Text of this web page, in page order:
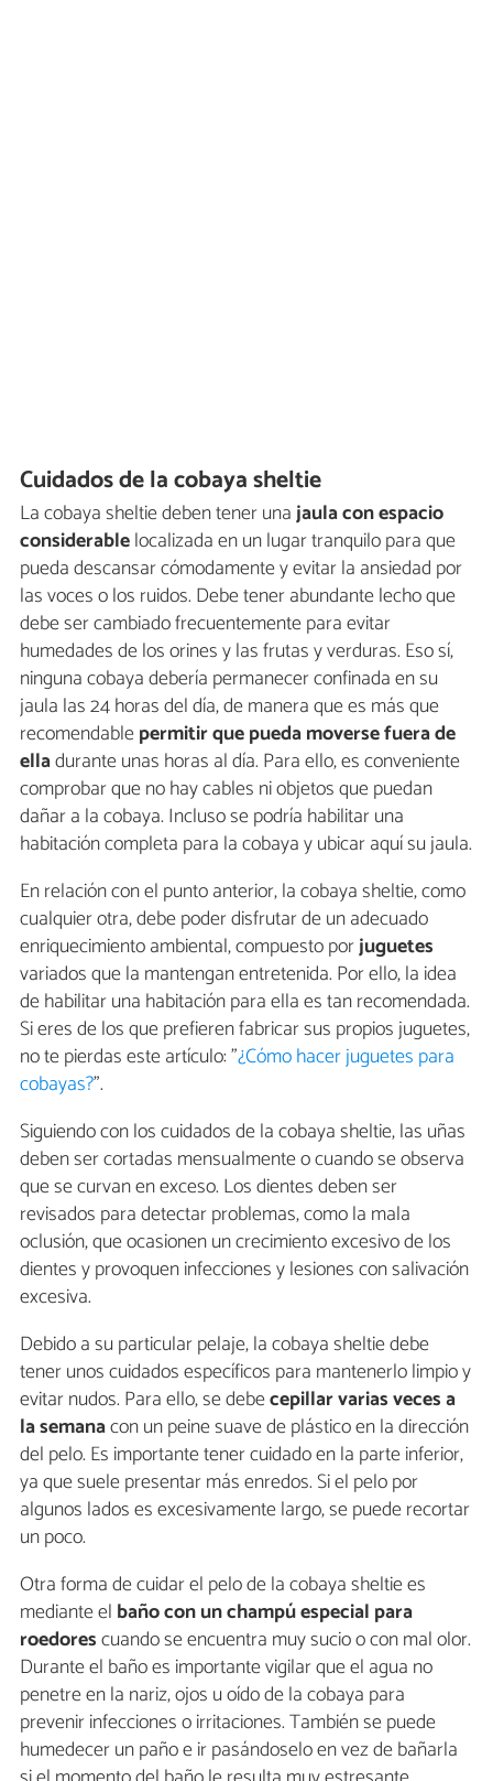
Cuidados de la cobaya sheltie
La cobaya sheltie deben tener unajaula con espacio
considerablelocalizada en un lugar tranquilo para que
pueda descansar cómodamente y evitar la ansiedad por
las voces o los ruidos. Debe tener abundante lecho que
debe ser cambiado frecuentemente para evitar
humedades de los orines y las frutas y verduras. Eso sí,
ninguna cobaya debería permanecer confinada en su
jaula las 24 horas del día, de manera que es más que
recomendablepermitir que pueda moverse fuera de
elladurante unas horas al día. Para ello, es conveniente
comprobar que no hay cables ni objetos que puedan
dañar a la cobaya. Incluso se podría habilitar una
habitación completa para la cobaya y ubicar aquí su jaula.
En relación con el punto anterior, la cobaya sheltie, como
cualquier otra, debe poder disfrutar de un adecuado
enriquecimiento ambiental, compuesto porjuguetes
variados que la mantengan entretenida. Por ello, la idea
de habilitar una habitación para ella es tan recomendada.
Si eres de los que prefieren fabricar sus propios juguetes,
no te pierdas este artículo: "¿Cómo hacer juguetes para
cobayas?".
Siguiendo con los cuidados de la cobaya sheltie, las uñas
deben ser cortadas mensualmente o cuando se observa
que se curvan en exceso. Los dientes deben ser
revisados para detectar problemas, como la mala
oclusión, que ocasionen un crecimiento excesivo de los
dientes y provoquen infecciones y lesiones con salivación
excesiva.
Debido a su particular pelaje, la cobaya sheltie debe
tener unos cuidados específicos para mantenerlo limpio y
evitar nudos. Para ello, se debecepillar varias veces a
la semanacon un peine suave de plástico en la dirección
del pelo. Es importante tener cuidado en la parte inferior,
ya que suele presentar más enredos. Si el pelo por
algunos lados es excesivamente largo, se puede recortar
un poco.
Otra forma de cuidar el pelo de la cobaya sheltie es
mediante el baño con un champú especial para
roedorescuando se encuentra muy sucio o con mal olor.
Durante el baño es importante vigilar que el agua no
penetre en la nariz, ojos u oído de la cobaya para
prevenir infecciones o irritaciones. También se puede
humedecer un paño e ir pasándoselo en vez de bañarla